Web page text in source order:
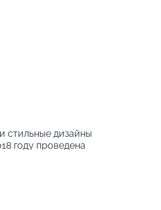
стильные дизайны
году проведена
характеристики